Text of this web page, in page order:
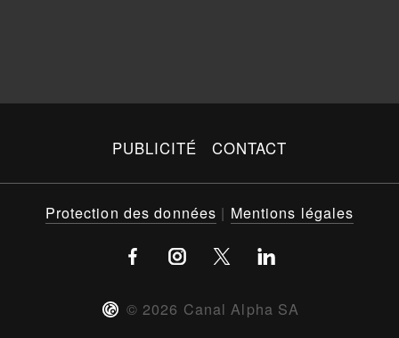
PUBLICITÉ CONTACT
© 2026 Canal Alpha SA
Protection des données | Mentions légales